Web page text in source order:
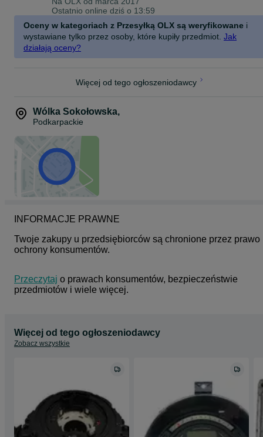
Ostatnio online dziś o 13:59
Oceny w kategoriach z Przesyłką OLX są weryfikowane i
wystawiane tylko przez osoby, które kupiły przedmiot. Jak
działają oceny?
Więcej od tego ogłoszeniodawcy
Wólka Sokołowska,
Podkarpackie
INFORMACJE PRAWNE
Twoje zakupy u przedsiębiorców są chronione przez prawo
ochrony konsumentów.
Przeczytaj o prawach konsumentów, bezpieczeństwie
przedmiotów i wiele więcej.
Więcej od tego ogłoszeniodawcy
Zobacz wszystkie